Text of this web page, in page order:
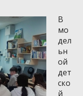
В
мо
дел
ьн
ой
дет
ско
й